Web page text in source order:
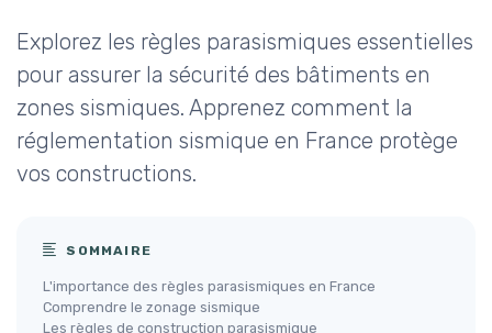
Explorez les règles parasismiques essentielles
pour assurer la sécurité des bâtiments en
zones sismiques. Apprenez comment la
réglementation sismique en France protège
vos constructions.
SOMMAIRE
L'importance des règles parasismiques en France
Comprendre le zonage sismique
Les règles de construction parasismique